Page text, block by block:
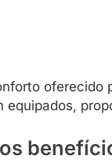
oferecido
equipados,